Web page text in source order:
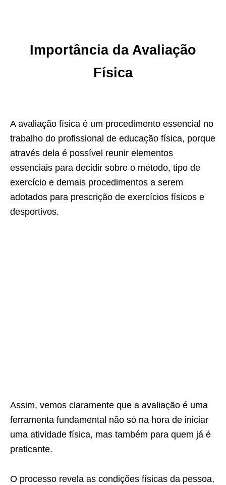
Importância da Avaliação
Física
A avaliação física é um procedimento essencial no
trabalho do profissional de educação física, porque
através dela é possível reunir elementos
essenciais para decidir sobre o método, tipo de
exercício e demais procedimentos a serem
adotados para prescrição de exercícios físicos e
desportivos.
Assim, vemos claramente que a avaliação é uma
ferramenta fundamental não só na hora de iniciar
uma atividade física, mas também para quem já é
praticante.
O processo revela as condições físicas da pessoa,